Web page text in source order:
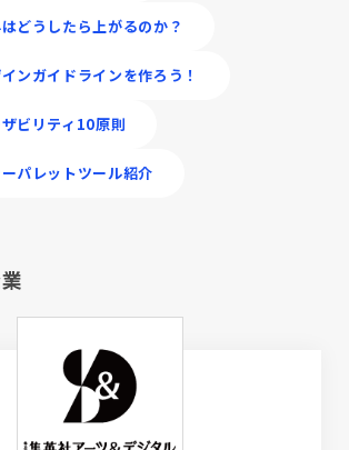
どうしたら上がるのか？
ンガイドラインを作ろう！
ビリティ10原則
パレットツール紹介